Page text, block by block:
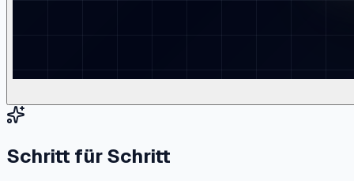
Schritt für Schritt